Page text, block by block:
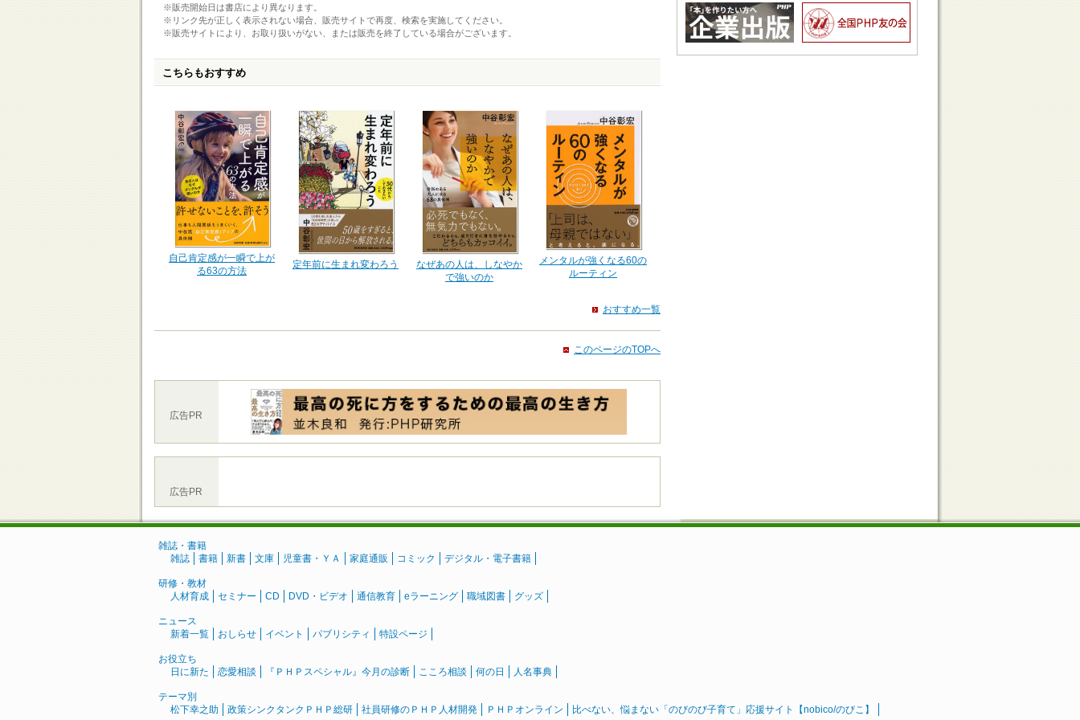
※販売開始日は書店により異なります。
※リンク先が正しく表示されない場合、販売サイトで再度、検索を実施してください。
※販売サイトにより、お取り扱いがない、または販売を終了している場合がございます。
こちらもおすすめ
自己肯定感が一瞬で上が
る63の方法
定年前に生まれ変わろう
なぜあの人は、しなやか
で強いのか
メンタルが強くなる60の
ルーティン
おすすめ一覧
このページのTOPへ
広告PR
広告PR
雑誌・書籍
雑誌
書籍 新書 文庫 児童書・ＹＡ 家庭通販 コミック デジタル・電子書籍
研修・教材
人材育成
セミナー CD DVD・ビデオ 通信教育 eラーニング 職域図書 グッズ
ニュース
新着一覧
おしらせ イベント パブリシティ 特設ページ
お役立ち
日に新た
恋愛相談 『ＰＨＰスペシャル』今月の診断 こころ相談 何の日 人名事典
テーマ別
松下幸之助
政策シンクタンクＰＨＰ総研 社員研修のＰＨＰ人材開発 ＰＨＰオンライン 比べない、悩まない「のびのび子育て」応援サイト【nobico/のびこ】